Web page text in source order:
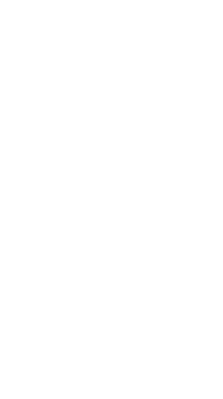
slnečníky a osušky zdarma),
The Walk. Lehátka a slnečníky